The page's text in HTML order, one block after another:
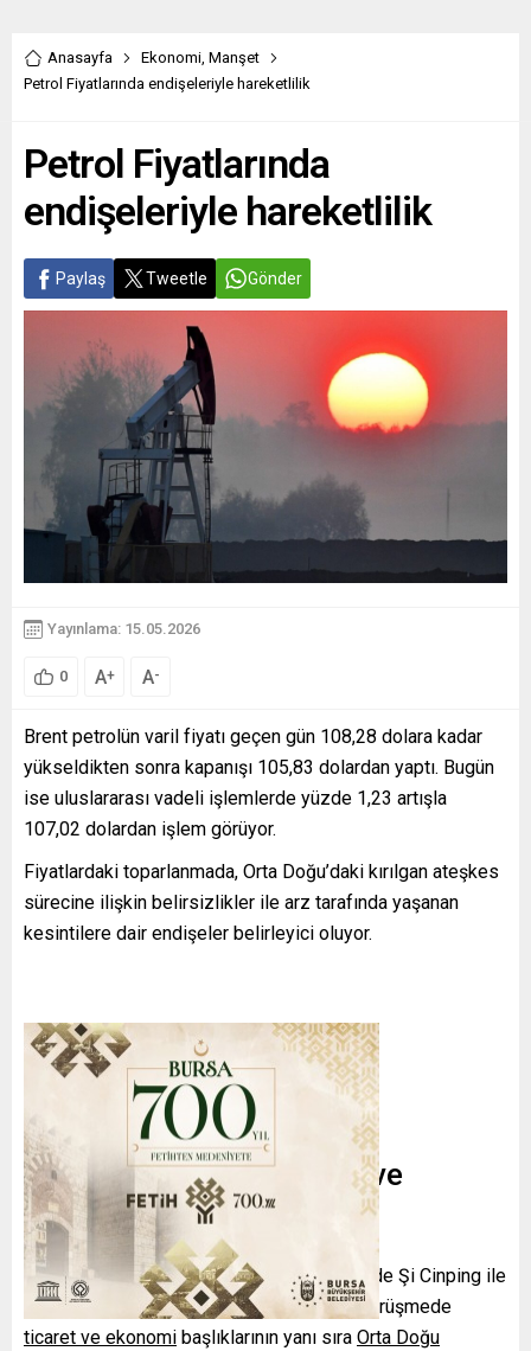
Anasayfa Ekonomi, Manşet
Petrol Fiyatlarında endişeleriyle hareketlilik
Petrol Fiyatlarında
endişeleriyle hareketlilik
Paylaş Tweetle Gönder
Yayınlama: 15.05.2026
0 A+ A-
Brent petrolün varil fiyatı geçen gün 108,28 dolara kadar
yükseldikten sonra kapanışı 105,83 dolardan yaptı. Bugün
ise uluslararası vadeli işlemlerde yüzde 1,23 artışla
107,02 dolardan işlem görüyor.
Fiyatlardaki toparlanmada, Orta Doğu’daki kırılgan ateşkes
sürecine ilişkin belirsizlikler ile arz tarafında yaşanan
kesintilere dair endişeler belirleyici oluyor.
Uluslararası Görüşmeler ve
Bölgesel Riskler
ABD Başkanı Donald Trump’ın Çin ziyaretinde Şi Cinping ile
yapacağı görüşme piyasaların odağında. Görüşmede
ticaret ve ekonomi başlıklarının yanı sıra Orta Doğu